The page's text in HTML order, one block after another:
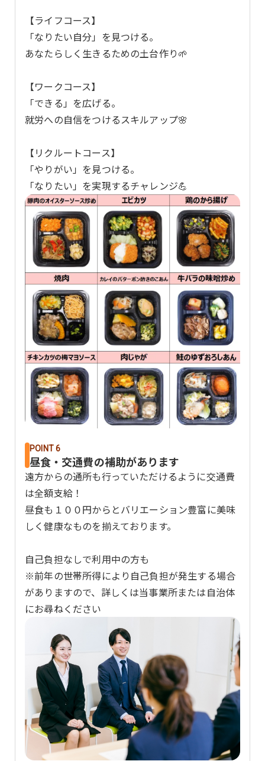
【ライフコース】
「なりたい自分」を見つける。
あなたらしく生きるための土台作り🌱
【ワークコース】
「できる」を広げる。
就労への自信をつけるスキルアップ🌸
【リクルートコース】
「やりがい」を見つける。
「なりたい」を実現するチャレンジ💪
POINT 6
昼食・交通費の補助があります
遠方からの通所も行っていただけるように交通費
は全額支給！
昼食も１００円からとバリエーション豊富に美味
しく健康なものを揃えております。
自己負担なしで利用中の方も
※前年の世帯所得により自己負担が発生する場合
がありますので、詳しくは当事業所または自治体
にお尋ねください